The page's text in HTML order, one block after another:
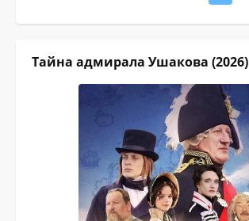
Тайна адмирала Ушакова (2026)